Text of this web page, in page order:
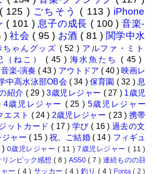
( 125 ) ごちそう ( 113 ) iPhone
( 101 ) 息子の成長 ( 100 )音楽-
)社会 ( 95 ) お酒 ( 81 ) 関学中水
ちゃんグッズ ( 52 ) アルファ・ミト
（ねこ） ( 45 ) 海水魚たち ( 45 )
音楽-演奏 ( 43 ) アウトドア ( 40 ) 映画レ
中高水泳部OB会 ( 34 ) 保育園 ( 32 ) 息
紹介 ( 29 )3歳児レジャー ( 27 ) 1歳児
4歳児レジャー ( 25 ) 5歳児レジャー
エスト ( 24 ) 2歳児レジャー ( 23 ) 携帯
ットカード ( 17 ) 学び ( 16 ) 過去の文
ジャー ( 15 ) 祝、ご結婚 ( 14 ) フィギュ
) 0歳児レジャー ( 11 )7歳児レジャー( 11 )
リンピック感想( 8 )AS50( 7 )連続ものの目
ャー( 4 ) サッカー ( 4 )釣り ( 4 ) Ponta( 2 )